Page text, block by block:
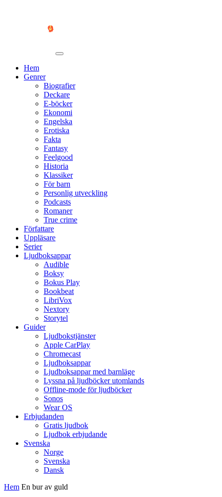
Hem
Genrer
Biografier
Deckare
E-böcker
Ekonomi
Engelska
Erotiska
Fakta
Fantasy
Feelgood
Historia
Klassiker
För barn
Personlig utveckling
Podcasts
Romaner
True crime
Författare
Uppläsare
Serier
Ljudboksappar
Audible
Boksy
Bokus Play
Bookbeat
LibriVox
Nextory
Storytel
Guider
Ljudbokstjänster
Apple CarPlay
Chromecast
Ljudboksappar
Ljudboksappar med barnläge
Lyssna på ljudböcker utomlands
Offline-mode för ljudböcker
Sonos
Wear OS
Erbjudanden
Gratis ljudbok
Ljudbok erbjudande
Svenska
Norge
Svenska
Dansk
Hem En bur av guld